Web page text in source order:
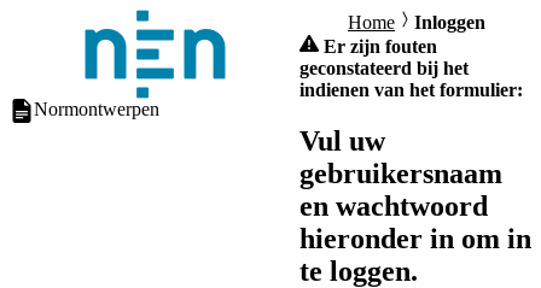
Normontwerpen
Home
Inloggen
Er zijn fouten
geconstateerd bij het
indienen van het formulier:
Vul uw
gebruikersnaam
en wachtwoord
hieronder in om in
te loggen.